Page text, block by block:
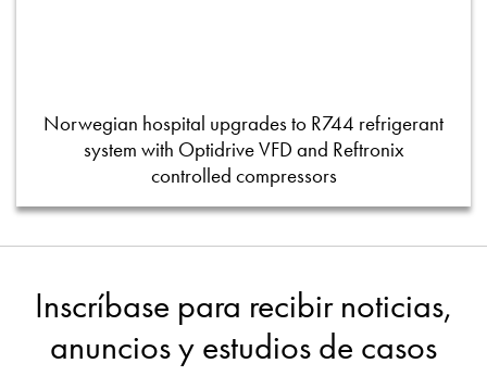
Norwegian hospital upgrades to R744 refrigerant
system with Optidrive VFD and Reftronix
controlled compressors
Inscríbase para recibir noticias,
anuncios y estudios de casos